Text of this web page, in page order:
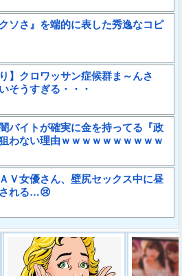
クソさ』を端的に表した秀逸なコピ
り】クロワッサン症候群ま～んさ
そうすぎる・・・
闇バイトが確実に金を持ってる『政
わない理由ｗｗｗｗｗｗｗｗｗｗ
ＡＶ女優さん、壁尻セックス中に昼
れる…😢